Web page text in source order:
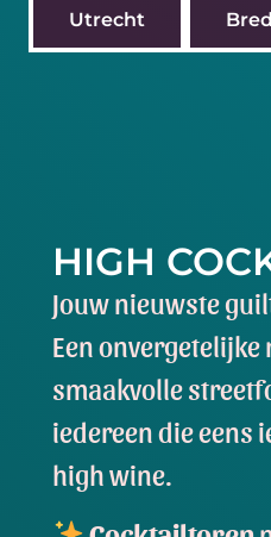
Utrecht
HIGH
Jouw nieuwste
Een
smaakvolle
iedereen die eens
high wine.